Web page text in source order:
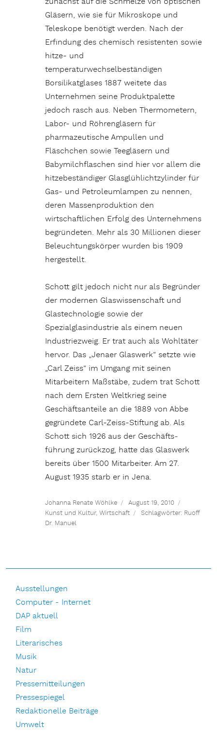
Gläsern, wie sie für Mikroskope und
Teleskope benötigt werden. Nach der
Erfindung des chemisch resistenten sowie
hitze- und
temperaturwechselbeständigen
Borsilikatglases 1887 weitete das
Unternehmen seine Produktpalette
jedoch rasch aus. Neben Thermometern,
Labor- und Röhrengläsern für
pharmazeutische Ampullen und
Fläschchen sowie Teegläsern und
Babymilchflaschen sind hier vor allem die
hitzebeständiger Glasglühlichtzylinder für
Gas- und Petroleumlampen zu nennen,
deren Massenproduktion den
wirtschaftlichen Erfolg des Unternehmens
begründeten. Mehr als 30 Millionen dieser
Beleuchtungskörper wurden bis 1909
hergestellt.
Schott gilt jedoch nicht nur als Begründer
der modernen Glaswissenschaft und
Glastechnologie sowie der
Spezialglasindustrie als einem neuen
Industriezweig. Er trat auch als Wohltäter
hervor. Das „Jenaer Glaswerk“ setzte wie
„Carl Zeiss“ im Umgang mit seinen
Mitarbeitern Maßstäbe, zudem trat Schott
nach dem Ersten Weltkrieg seine
Geschäftsanteile an die 1889 von Abbe
gegründete Carl-Zeiss-Stiftung ab. Als
Schott sich 1926 aus der Geschäfts­
führung zurück­zog, hatte das Glaswerk
bereits über 1500 Mitarbeiter. Am 27.
August 1935 starb er in Jena.
Johanna Renate Wöhlke
August 19, 2010
Kunst und Kultur,Wirtschaft Schlagwörter: Ruoff
Dr. Manuel
Ausstellungen
Computer - Internet
DAP aktuell
Film
Literarisches
Musik
Natur
Pressemitteilungen
Pressespiegel
Redaktionelle Beiträge
Umwelt